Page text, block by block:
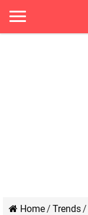
Home/ Trends/